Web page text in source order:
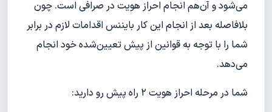
می‌شود و آن‌هم انجام احراز هویت در صرافی است. چون
بلافاصله بعد از انجام این کار بایننس اقدامات لازم در برابر
شما را با توجه به قوانین از پیش تعیین‌شده خود انجام
می‌دهد.
شما در مرحله احراز هویت ۲ راه پیش رو دارید: